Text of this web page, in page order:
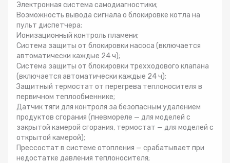
Электронная система самодиагностики;
Возможность вывода сигнала о блокировке котла на
пульт диспетчера;
Ионизационный контроль пламени;
Система защиты от блокировки насоса (включается
автоматически каждые 24 ч);
Система защиты от блокировки трехходового клапана
(включается автоматически каждые 24 ч);
Защитный термостат от перегрева теплоносителя в
первичном теплообменнике;
Датчик тяги для контроля за безопасным удалением
продуктов сгорания (пневмореле — для моделей с
закрытой камерой сгорания, термостат — для моделей с
открытой камерой);
Прессостат в системе отопления — срабатывает при
недостатке давления теплоносителя;